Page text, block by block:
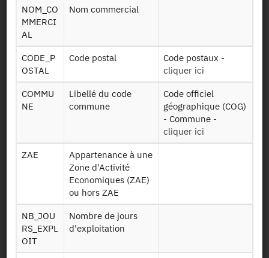
Back to the source
TASCOM : Tax on commercial
premises - 2022
Other products:2023,2022, 2021, 2020, 2019,2018,
2017, 2016, 2015, 2014, 2013, 2012, 2011
Request access
Availability date:23/03/2023
File Layout
NOM_CO
MMERCI
AL
Nom commercial
CODE_P
OSTAL
Code postal
Code postaux -
cliquer ici
COMMU
NE
Libellé du code
commune
Code officiel
géographique (COG)
- Commune -
cliquer ici
ZAE
Appartenance à une
Zone d'Activité
Economiques (ZAE)
ou hors ZAE
NB_JOU
RS_EXPL
OIT
Nombre de jours
d'exploitation